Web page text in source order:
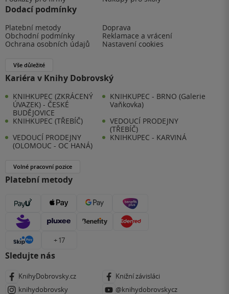
Dodací podmínky
Platební metody
Doprava
Obchodní podmínky
Reklamace a vrácení
Ochrana osobních údajů
Nastavení cookies
Vše důležité
Kariéra v Knihy Dobrovský
KNIHKUPEC (ZKRÁCENÝ
ÚVAZEK) - ČESKÉ
BUDĚJOVICE
KNIHKUPEC - BRNO (Galerie
Vaňkovka)
KNIHKUPEC (TŘEBÍČ)
VEDOUCÍ PRODEJNY
(TŘEBÍČ)
VEDOUCÍ PRODEJNY
(OLOMOUC - OC HANÁ)
KNIHKUPEC - KARVINÁ
Volné pracovní pozice
Platební metody
+ 17
Sledujte nás
KnihyDobrovsky.cz
Knižní závisláci
knihydobrovsky
@knihydobrovskycz